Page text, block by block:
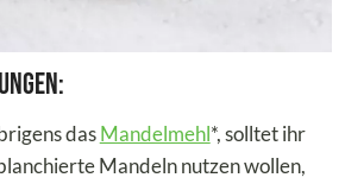
dasMandelmehl*, solltet ihr
Mandeln nutzen wollen,